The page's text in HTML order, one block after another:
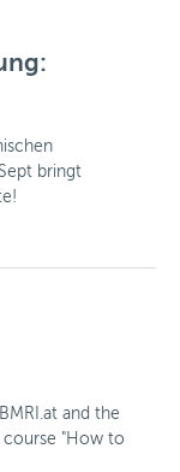
bringt
and the
course "How to